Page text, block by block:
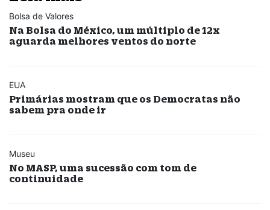
Bolsa de Valores
Na Bolsa do México, um múltiplo de 12x
aguarda melhores ventos do norte
EUA
Primárias mostram que os Democratas não
sabem pra onde ir
Museu
No MASP, uma sucessão com tom de
continuidade